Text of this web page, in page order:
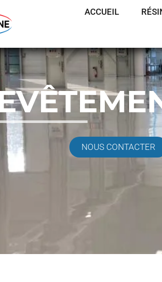
ACCUEIL
NOUS CONTACTER